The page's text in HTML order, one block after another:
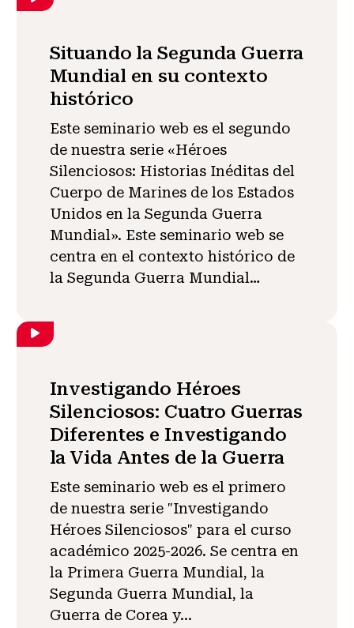
Situando la Segunda Guerra
Mundial en su contexto
histórico
Este seminario web es el segundo
de nuestra serie «Héroes
Silenciosos: Historias Inéditas del
Cuerpo de Marines de los Estados
Unidos en la Segunda Guerra
Mundial». Este seminario web se
centra en el contexto histórico de
la Segunda Guerra Mundial…
Investigando Héroes
Silenciosos: Cuatro Guerras
Diferentes e Investigando
la Vida Antes de la Guerra
Este seminario web es el primero
de nuestra serie "Investigando
Héroes Silenciosos" para el curso
académico 2025-2026. Se centra en
la Primera Guerra Mundial, la
Segunda Guerra Mundial, la
Guerra de Corea y...